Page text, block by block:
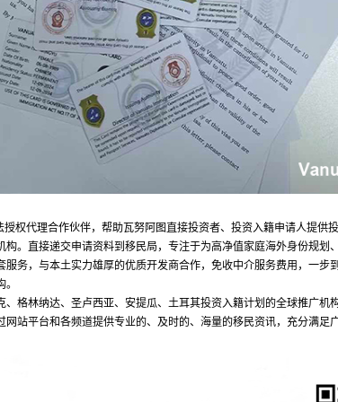
授权代理合作伙伴，帮助瓦努阿图直接投资者、投资入籍申请人提供
构。直接递交申请资料到移民局，专注于为高净值家庭海外身份规划
服务，与本土实力雄厚的优质开发商合作，免收中介服务费用，一步
、格林纳达、圣卢西亚、安提瓜、土耳其投资入籍计划的全球推广机
网站平台和各频道提供专业的、及时的、海量的移民资讯，充分满足